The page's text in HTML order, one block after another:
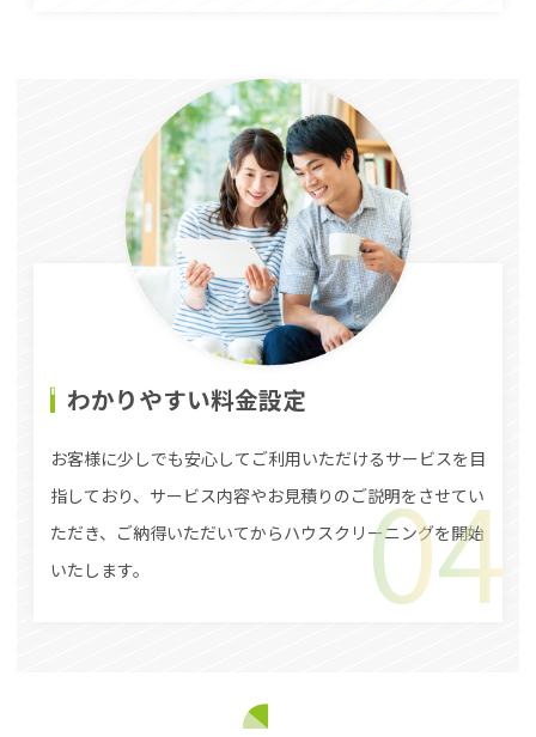
わかりやすい料金設定
お客様に少しでも安心してご利用いただけるサービスを目
指しており、サービス内容やお見積りのご説明をさせてい
ただき、ご納得いただいてからハウスクリーニングを開始
いたします。